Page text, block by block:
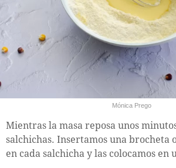
Mónica Prego
Mientras la masa reposa unos
salchichas. Insertamos una brocheta
en cada salchicha y las colocamos en